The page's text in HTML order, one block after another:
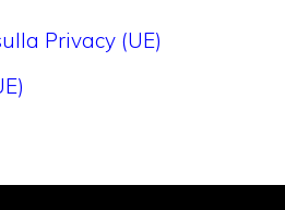
Privacy (UE)